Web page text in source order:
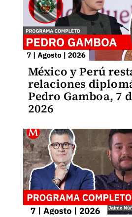
México y Perú
relaciones
Pedro Gamboa, 7
2026